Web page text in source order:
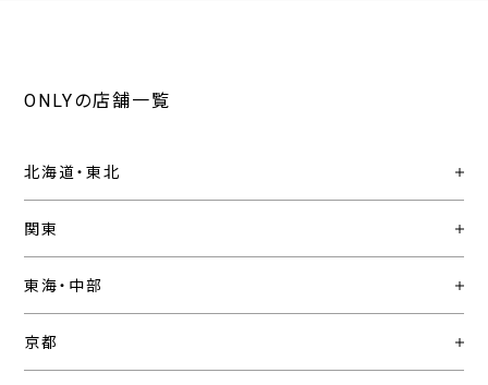
ONLYの店舗一覧
北海道・東北
関東
東海・中部
京都